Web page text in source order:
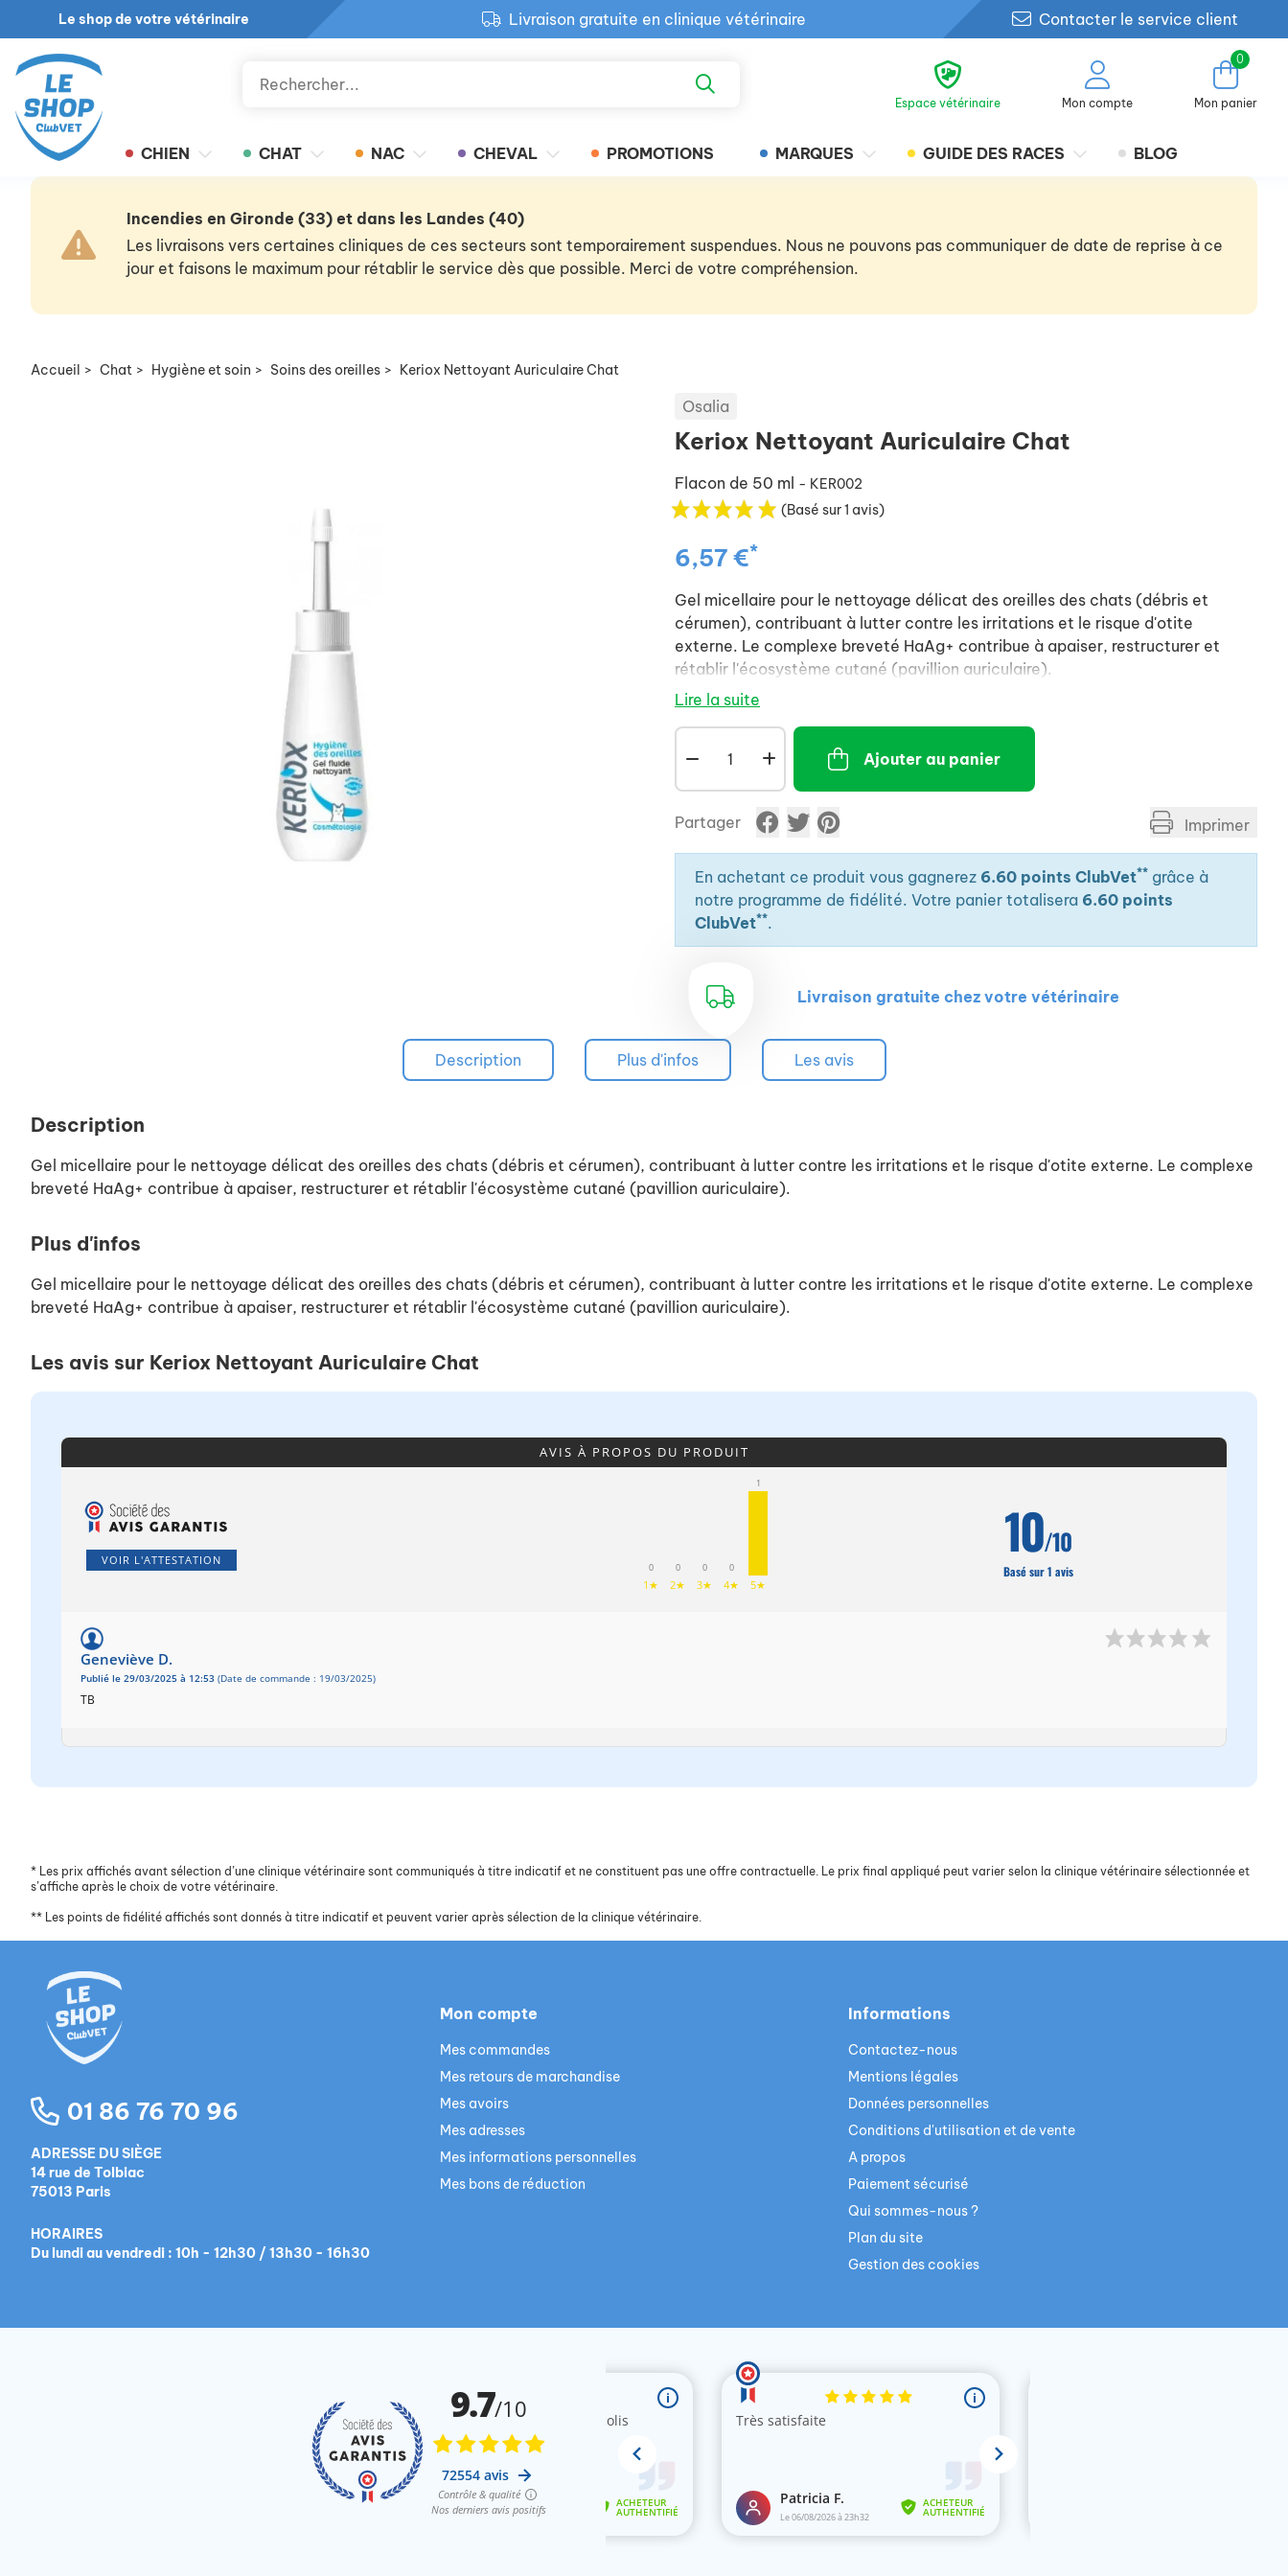
Le shop de votre vétérinaire
Livraison gratuite en clinique vétérinaire
Retour produit gratuit en clinique
Contacter le service client
Espace vétérinaire Mon compte
0
Mon panier
CHIEN CHAT NAC CHEVAL PROMOTIONS MARQUES GUIDE DES RACES BLOG
Incendies en Gironde (33) et dans les Landes (40)
Les livraisons vers certaines cliniques de ces secteurs sont temporairement suspendues. Nous ne pouvons pas communiquer de date de reprise à ce
jour et faisons le maximum pour rétablir le service dès que possible. Merci de votre compréhension.
Accueil > Chat > Hygiène et soin > Soins des oreilles > Keriox Nettoyant Auriculaire Chat
Osalia
Keriox Nettoyant Auriculaire Chat
Flacon de 50 ml - KER002
(Basé sur 1 avis)
6,57 €*
Gel micellaire pour le nettoyage délicat des oreilles des chats (débris et
cérumen), contribuant à lutter contre les irritations et le risque d'otite
externe. Le complexe breveté HaAg+ contribue à apaiser, restructurer et
rétablir l'écosystème cutané (pavillion auriculaire).
Lire la suite
Ajouter au panier
Partager Imprimer
En achetant ce produit vous gagnerez 6.60 points ClubVet** grâce à
notre programme de fidélité. Votre panier totalisera 6.60 points
ClubVet**.
Livraison gratuite chez votre vétérinaire
Description Plus d'infos Les avis
Description
Gel micellaire pour le nettoyage délicat des oreilles des chats (débris et cérumen), contribuant à lutter contre les irritations et le risque d'otite externe. Le complexe
breveté HaAg+ contribue à apaiser, restructurer et rétablir l'écosystème cutané (pavillion auriculaire).
Plus d'infos
Gel micellaire pour le nettoyage délicat des oreilles des chats (débris et cérumen), contribuant à lutter contre les irritations et le risque d'otite externe. Le complexe
breveté HaAg+ contribue à apaiser, restructurer et rétablir l'écosystème cutané (pavillion auriculaire).
Les avis sur Keriox Nettoyant Auriculaire Chat
AVIS À PROPOS DU PRODUIT
VOIR L'ATTESTATION
0
1★
0
2★
0
3★
0
4★
1
5★
10/10
Basé sur 1 avis
Geneviève D.
Publié le 29/03/2025 à 12:53 (Date de commande : 19/03/2025)
TB
* Les prix affichés avant sélection d’une clinique vétérinaire sont communiqués à titre indicatif et ne constituent pas une offre contractuelle. Le prix final appliqué peut varier selon la clinique vétérinaire sélectionnée et
s’affiche après le choix de votre vétérinaire.
** Les points de fidélité affichés sont donnés à titre indicatif et peuvent varier après sélection de la clinique vétérinaire.
01 86 76 70 96
ADRESSE DU SIÈGE
14 rue de Tolbiac
75013 Paris
HORAIRES
Du lundi au vendredi : 10h - 12h30 / 13h30 - 16h30
Mon compte
Mes commandes
Mes retours de marchandise
Mes avoirs
Mes adresses
Mes informations personnelles
Mes bons de réduction
Informations
Contactez-nous
Mentions légales
Données personnelles
Conditions d'utilisation et de vente
A propos
Paiement sécurisé
Qui sommes-nous ?
Plan du site
Gestion des cookies